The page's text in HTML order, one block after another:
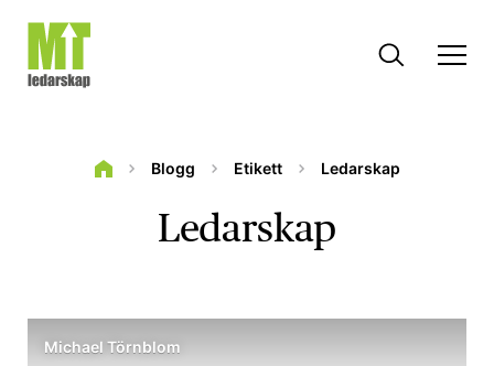
Blogg Etikett Ledarskap
Ledarskap
Michael Törnblom